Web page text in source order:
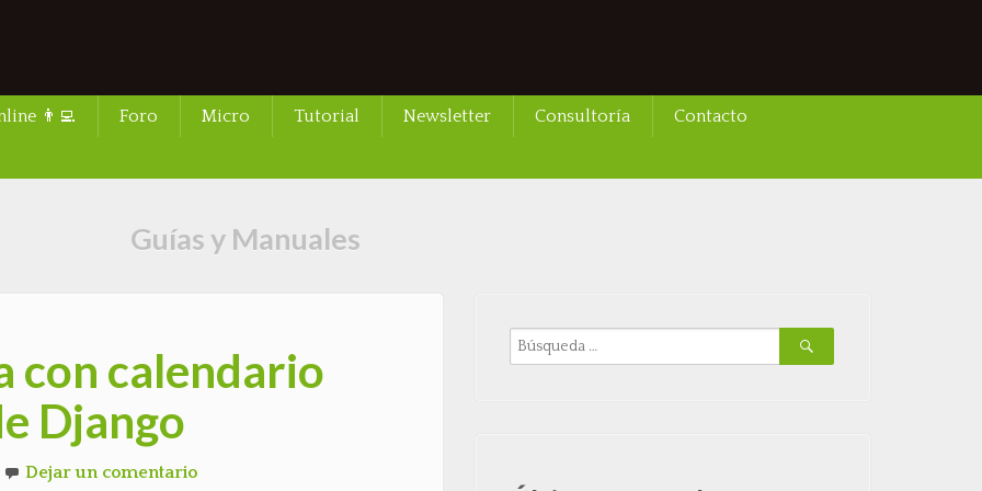
👨‍💻 Foro Micro Tutorial Newsletter Consultoría Contacto
Guías y Manuales
con calendario
Django
Dejar un comentario